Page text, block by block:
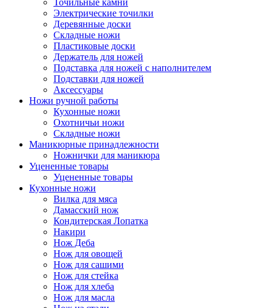
Точильные камни
Электрические точилки
Деревянные доски
Складные ножи
Пластиковые доски
Держатель для ножей
Подставка для ножей с наполнителем
Подставки для ножей
Аксессуары
Ножи ручной работы
Кухонные ножи
Охотничьи ножи
Складные ножи
Маникюрные принадлежности
Ножнички для маникюра
Уцененные товары
Уцененные товары
Кухонные ножи
Вилка для мяса
Дамасский нож
Кондитерская Лопатка
Накири
Нож Деба
Нож для овощей
Нож для сашими
Нож для стейка
Нож для хлеба
Нож для масла